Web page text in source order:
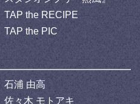
TAP the RECIPE
TAP the PIC
石浦 由高
佐々木 モトアキ